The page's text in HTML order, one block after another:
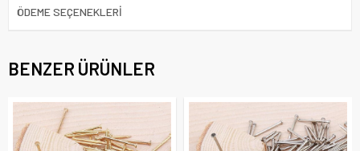
ÖDEME SEÇENEKLERI
BENZER ÜRÜNLER